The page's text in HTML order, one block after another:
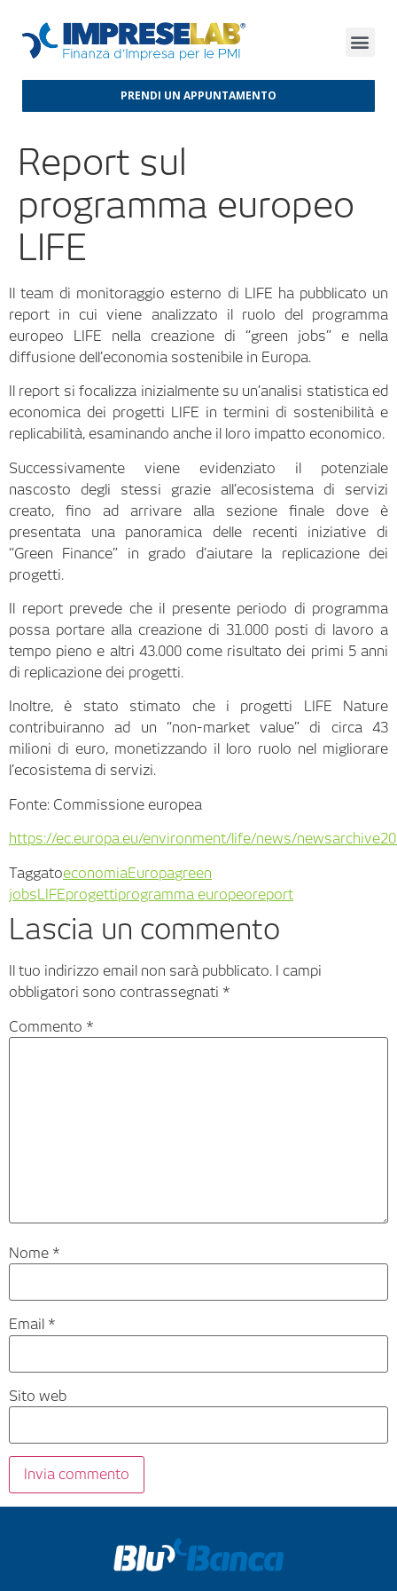
PRENDI UN APPUNTAMENTO
Report sul
programma europeo
LIFE
Il team di monitoraggio esterno di LIFE ha pubblicato un
report in cui viene analizzato il ruolo del programma
europeo LIFE nella creazione di “green jobs” e nella
diffusione dell’economia sostenibile in Europa.
Il report si focalizza inizialmente su un’analisi statistica ed
economica dei progetti LIFE in termini di sostenibilità e
replicabilità, esaminando anche il loro impatto economico.
Successivamente viene evidenziato il potenziale
nascosto degli stessi grazie all’ecosistema di servizi
creato, fino ad arrivare alla sezione finale dove è
presentata una panoramica delle recenti iniziative di
“Green Finance” in grado d’aiutare la replicazione dei
progetti.
Il report prevede che il presente periodo di programma
possa portare alla creazione di 31.000 posti di lavoro a
tempo pieno e altri 43.000 come risultato dei primi 5 anni
di replicazione dei progetti.
Inoltre, è stato stimato che i progetti LIFE Nature
contribuiranno ad un “non-market value” di circa 43
milioni di euro, monetizzando il loro ruolo nel migliorare
l’ecosistema di servizi.
Fonte: Commissione europea
https://ec.europa.eu/environment/life/news/
TaggatoeconomiaEuropagreen
jobsLIFEprogettiprogramma europeoreport
Lascia un commento
Il tuo indirizzo email non sarà pubblicato. I campi
obbligatori sono contrassegnati *
Commento *
Nome *
Email *
Sito web